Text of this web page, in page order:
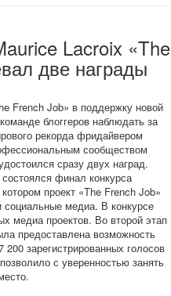
Lacroix «The
две награды
French Job» в поддержку новой
блоггеров наблюдать за
рекорда фридайвером
сообществом
сразу двух наград.
финал конкурса
проект «The French Job»
социальные медиа. В конкурсе
медиа проектов. Во второй этап
предоставлена возможность
зарегистрированных голосов
с уверенностью занять